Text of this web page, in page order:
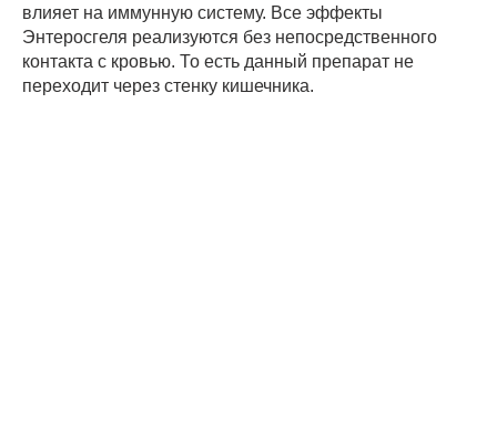
влияет на иммунную систему. Все эффекты
Энтеросгеля реализуются без непосредственного
контакта с кровью. То есть данный препарат не
переходит через стенку кишечника.